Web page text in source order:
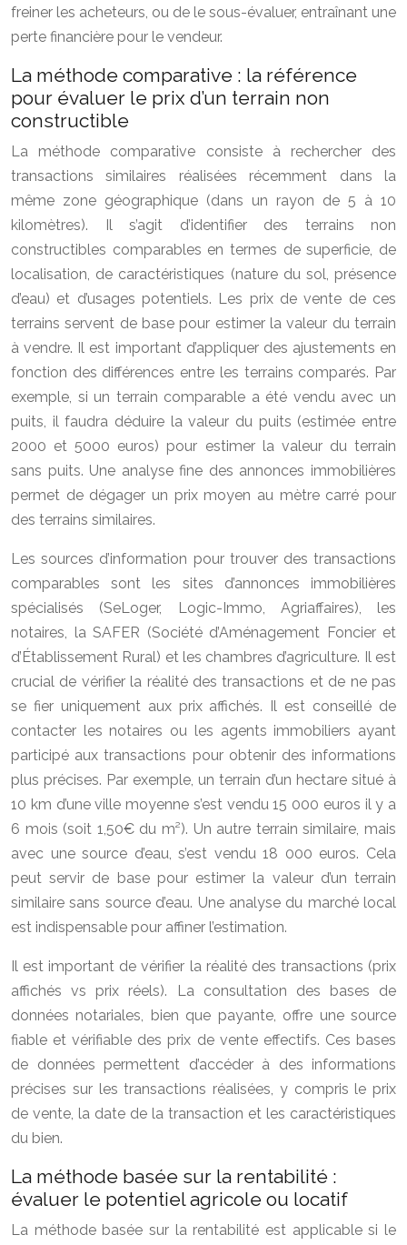
freiner les acheteurs, ou de le sous-évaluer, entraînant une
perte financière pour le vendeur.
La méthode comparative : la référence
pour évaluer le prix d’un terrain non
constructible
La méthode comparative consiste à rechercher des
transactions similaires réalisées récemment dans la
même zone géographique (dans un rayon de 5 à 10
kilomètres). Il s’agit d’identifier des terrains non
constructibles comparables en termes de superficie, de
localisation, de caractéristiques (nature du sol, présence
d’eau) et d’usages potentiels. Les prix de vente de ces
terrains servent de base pour estimer la valeur du terrain
à vendre. Il est important d’appliquer des ajustements en
fonction des différences entre les terrains comparés. Par
exemple, si un terrain comparable a été vendu avec un
puits, il faudra déduire la valeur du puits (estimée entre
2000 et 5000 euros) pour estimer la valeur du terrain
sans puits. Une analyse fine des annonces immobilières
permet de dégager un prix moyen au mètre carré pour
des terrains similaires.
Les sources d’information pour trouver des transactions
comparables sont les sites d’annonces immobilières
spécialisés (SeLoger, Logic-Immo, Agriaffaires), les
notaires, la SAFER (Société d’Aménagement Foncier et
d’Établissement Rural) et les chambres d’agriculture. Il est
crucial de vérifier la réalité des transactions et de ne pas
se fier uniquement aux prix affichés. Il est conseillé de
contacter les notaires ou les agents immobiliers ayant
participé aux transactions pour obtenir des informations
plus précises. Par exemple, un terrain d’un hectare situé à
10 km d’une ville moyenne s’est vendu 15 000 euros il y a
6 mois (soit 1,50€ du m²). Un autre terrain similaire, mais
avec une source d’eau, s’est vendu 18 000 euros. Cela
peut servir de base pour estimer la valeur d’un terrain
similaire sans source d’eau. Une analyse du marché local
est indispensable pour affiner l’estimation.
Il est important de vérifier la réalité des transactions (prix
affichés vs prix réels). La consultation des bases de
données notariales, bien que payante, offre une source
fiable et vérifiable des prix de vente effectifs. Ces bases
de données permettent d’accéder à des informations
précises sur les transactions réalisées, y compris le prix
de vente, la date de la transaction et les caractéristiques
du bien.
La méthode basée sur la rentabilité :
évaluer le potentiel agricole ou locatif
La méthode basée sur la rentabilité est applicable si le